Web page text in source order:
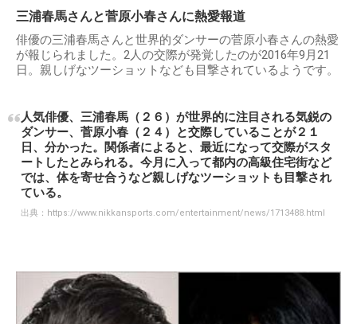
三浦春馬さんと菅原小春さんに熱愛報道
俳優の三浦春馬さんと世界的ダンサーの菅原小春さんの熱愛
が報じられました。2人の交際が発覚したのが2016年9月21
日。親しげなツーショットなども目撃されているようです。
人気俳優、三浦春馬（２６）が世界的に注目される気鋭の
ダンサー、菅原小春（２４）と交際していることが２１
日、分かった。関係者によると、最近になって交際がスタ
ートしたとみられる。今月に入って都内の高級住宅街など
では、体を寄せ合うなど親しげなツーショットも目撃され
ている。
出典： https://www.nikkansports.com/entertainment/news/1713488.html